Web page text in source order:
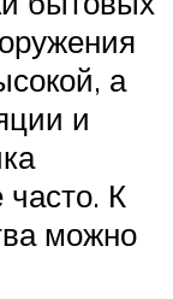
а
и
часто. К
можно